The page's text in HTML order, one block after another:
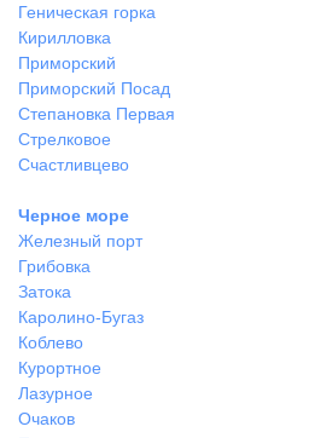
Геническая горка
Кирилловка
Приморский
Приморский Посад
Степановка Первая
Стрелковое
Счастливцево
Черное море
Железный порт
Грибовка
Затока
Каролино-Бугаз
Коблево
Курортное
Лазурное
Очаков